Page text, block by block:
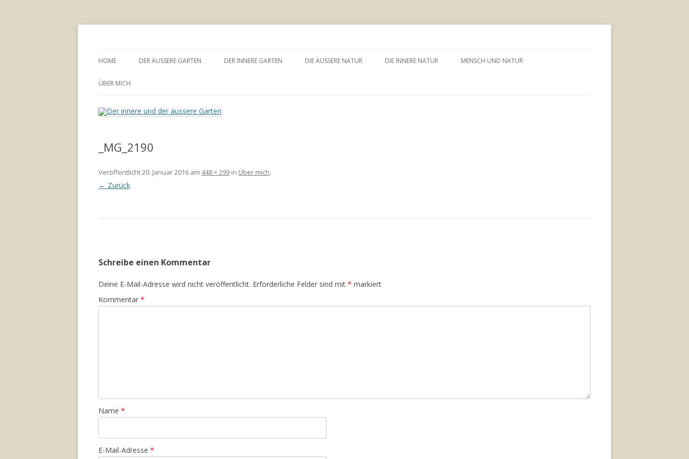
Inhalt
HOME DER ÄUSSERE GARTEN DER INNERE GARTEN DIE ÄUSSERE NATUR DIE INNERE NATUR MENSCH UND NATUR
ÜBER MICH
_MG_2190
Veröffentlicht20. Januar 2016 am 448 × 299 in Über mich.
← Zurück
Schreibe einen Kommentar
Deine E-Mail-Adresse wird nicht veröffentlicht. Erforderliche Felder sind mit * markiert
Kommentar *
Name *
E-Mail-Adresse *